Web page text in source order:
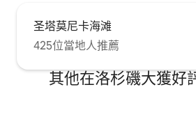
圣塔莫尼卡海滩
425位當地人推薦
其他在洛杉磯大獲好